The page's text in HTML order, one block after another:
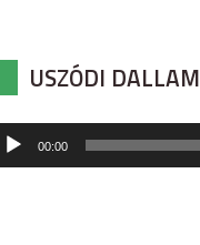
USZÓDI DALLAM
00:00